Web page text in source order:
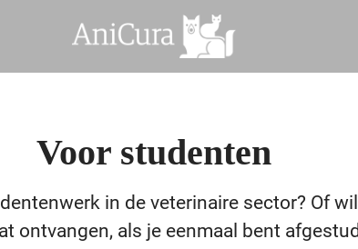
Voor studenten
in de veterinaire sector? Of
ontvangen, als je eenmaal bent